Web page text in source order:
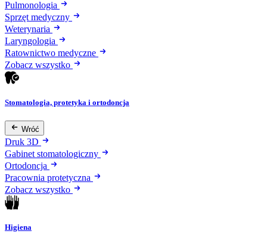
Pulmonologia
Sprzęt medyczny
Weterynaria
Laryngologia
Ratownictwo medyczne
Zobacz wszystko
Stomatologia, protetyka i ortodoncja
Wróć
Druk 3D
Gabinet stomatologiczny
Ortodoncja
Pracownia protetyczna
Zobacz wszystko
Higiena